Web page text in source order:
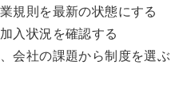
規則を最新の状態にする
入状況を確認する
会社の課題から制度を選ぶ